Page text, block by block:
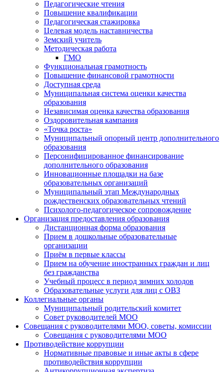
Педагогические чтения
Повышение квалификации
Педагогическая стажировка
Целевая модель наставничества
Земский учитель
Методическая работа
ГМО
Функциональная грамотность
Повышение финансовой грамотности
Доступная среда
Муниципальная система оценки качества
образования
Независимая оценка качества образования
Оздоровительная кампания
«Точка роста»
Муниципальный опорный центр дополнительного
образования
Персонифицированное финансирование
дополнительного образования
Инновационные площадки на базе
образовательных организаций
Муниципальный этап Международных
рождественских образовательных чтений
Психолого-педагогическое сопровождение
Организация предоставления образования
Дистанционная форма образования
Прием в дошкольные образовательные
организации
Приём в первые классы
Прием на обучение иностранных граждан и лиц
без гражданства
Учебный процесс в период зимних холодов
Образовательные услуги для лиц с ОВЗ
Коллегиальные органы
Муниципальный родительский комитет
Совет руководителей МОО
Совещания с руководителями МОО, советы, комиссии
Совещания с руководителями МОО
Противодействие коррупции
Нормативные правовые и иные акты в сфере
противодействия коррупции